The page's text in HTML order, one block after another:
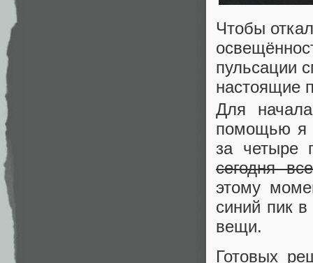
Чтобы
пульсации
настоящие
Для
помощью я
за четыре
сегодня
этому
синий пик
вещи.
Готовых